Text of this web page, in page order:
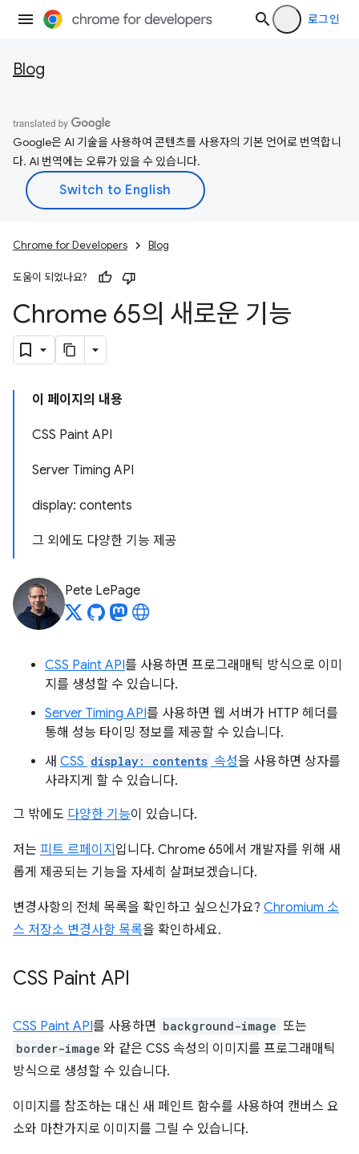
로그인
Blog
Google은 AI 기술을 사용하여 콘텐츠를 사용자의 기본 언어로 번역합니
다. AI 번역에는 오류가 있을 수 있습니다.
Chrome for Developers Blog
도움이 되었나요?
Chrome 65의 새로운 기능
이 페이지의 내용
CSS Paint API
Server Timing API
display: contents
그 외에도 다양한 기능 제공
Pete LePage
CSS Paint API를 사용하면 프로그래매틱 방식으로 이미
지를 생성할 수 있습니다.
Server Timing API를 사용하면 웹 서버가 HTTP 헤더를
통해 성능 타이밍 정보를 제공할 수 있습니다.
새 CSS display: contents 속성을 사용하면 상자를
사라지게 할 수 있습니다.
그 밖에도 다양한 기능이 있습니다.
저는 피트 르페이지 입니다. Chrome 65에서 개발자를 위해 새
롭게 제공되는 기능을 자세히 살펴보겠습니다.
변경사항의 전체 목록을 확인하고 싶으신가요? Chromium 소
스 저장소 변경사항 목록을 확인하세요.
CSS Paint API
CSS Paint API를 사용하면 background-image 또는
border-image 와 같은 CSS 속성의 이미지를 프로그래매틱
방식으로 생성할 수 있습니다.
이미지를 참조하는 대신 새 페인트 함수를 사용하여 캔버스 요
소와 마찬가지로 이미지를 그릴 수 있습니다.